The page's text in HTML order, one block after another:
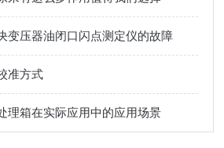
变压器油闭口闪点测定仪的故障
准方式
理箱在实际应用中的应用场景